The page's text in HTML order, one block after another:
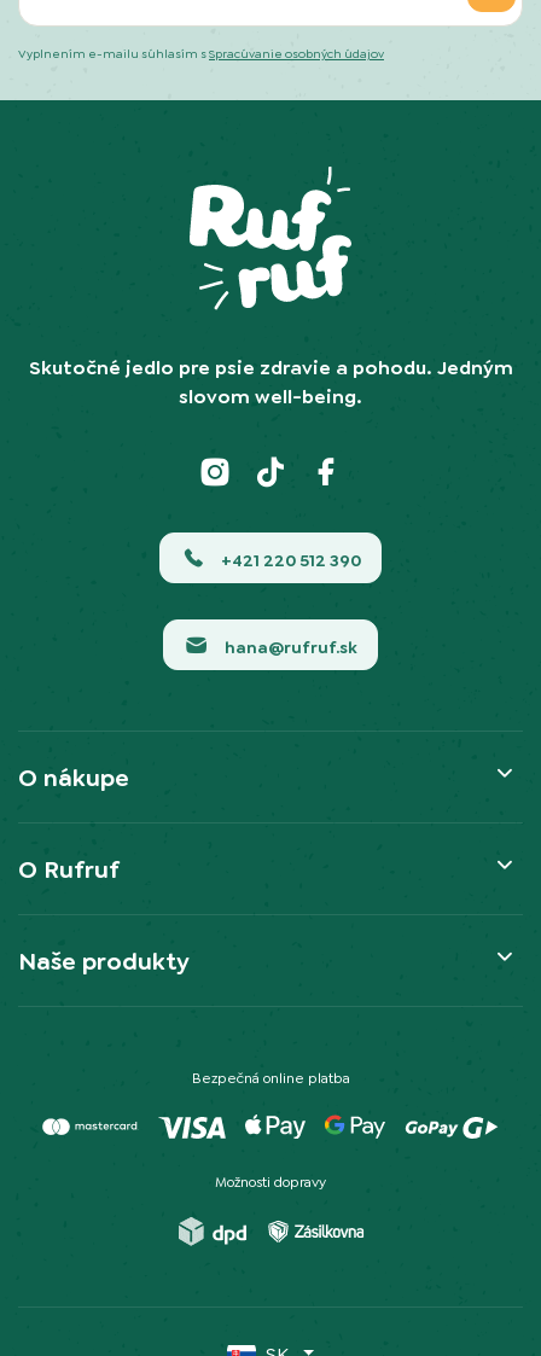
Vyplnením e-mailu súhlasím sSpracúvanie osobných údajov
Skutočné jedlo pre psie zdravie a pohodu. Jedným
slovom well-being.
+421 220 512 390
hana@rufruf.sk
O nákupe
O Rufruf
Naše produkty
Bezpečná online platba
Možnosti dopravy